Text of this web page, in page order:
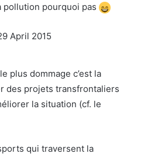
pourquoi pas
April 2015
plus dommage c’est la
des projets transfrontaliers
la situation (cf. le
qui traversent la